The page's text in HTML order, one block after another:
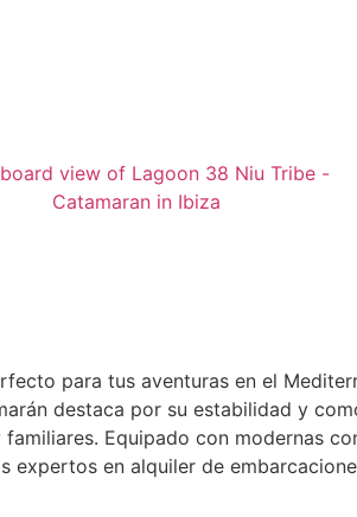
para tus aventuras en el
destaca por su estabilidad y
Equipado con modernas
en alquiler de